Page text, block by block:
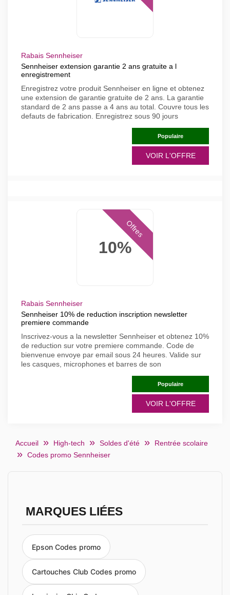
Rabais Sennheiser
Sennheiser extension garantie 2 ans gratuite a l
enregistrement
Enregistrez votre produit Sennheiser en ligne et obtenez
une extension de garantie gratuite de 2 ans. La garantie
standard de 2 ans passe a 4 ans au total. Couvre tous les
defauts de fabrication. Enregistrez sous 90 jours
Populaire
VOIR L'OFFRE
10%
Offres
Rabais Sennheiser
Sennheiser 10% de reduction inscription newsletter
premiere commande
Inscrivez-vous a la newsletter Sennheiser et obtenez 10%
de reduction sur votre premiere commande. Code de
bienvenue envoye par email sous 24 heures. Valide sur
les casques, microphones et barres de son
Populaire
VOIR L'OFFRE
Accueil High-tech Soldes d'été
Rentrée scolaire
Codes promo Sennheiser
MARQUES LIÉES
Epson Codes promo
Cartouches Club Codes promo